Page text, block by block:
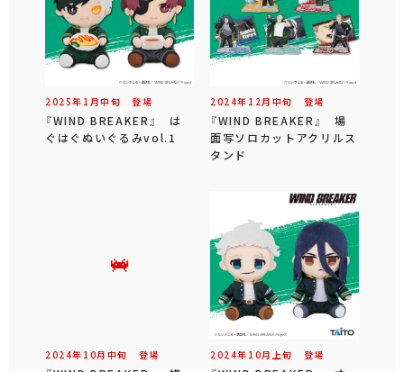
2025年 1 月中旬 登場
『WIND BREAKER』 は
ぐはぐぬいぐるみvol.1
2024年 12 月 中旬 登場
『WIND BREAKER』 場
面写ソロカットアクリルス
タンド
2024年 10月 中旬 登場 2024年 10月 上旬 登場